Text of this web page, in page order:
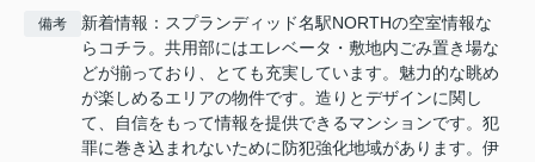
備考
新着情報：スプランディッド名駅NORTHの空室情報な
らコチラ。共用部にはエレベータ・敷地内ごみ置き場な
どが揃っており、とても充実しています。魅力的な眺め
が楽しめるエリアの物件です。造りとデザインに関し
て、自信をもって情報を提供できるマンションです。犯
罪に巻き込まれないために防犯強化地域があります。伊